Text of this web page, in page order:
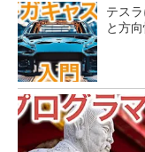
テス
と方向